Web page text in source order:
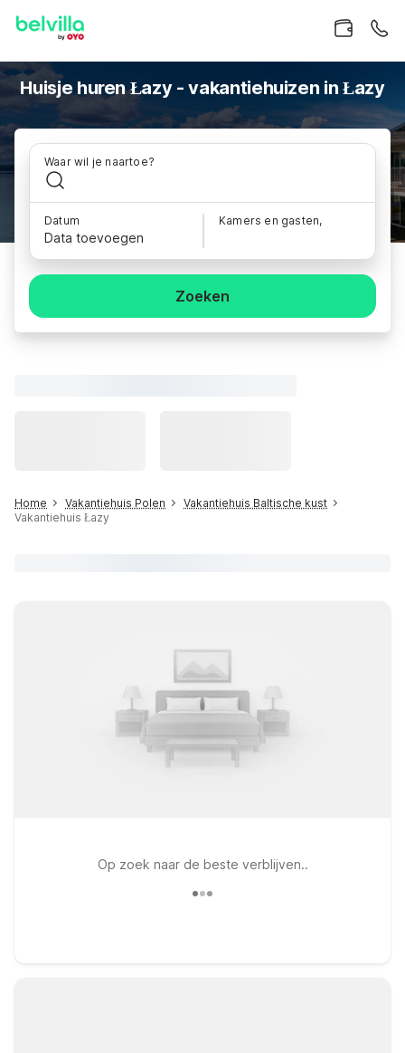
Huisje huren Łazy - vakantiehuizen in Łazy
Waar wil je naartoe?
Datum
Data toevoegen
Kamers en gasten,
Zoeken
Home Vakantiehuis Polen
Vakantiehuis Baltische kust
Vakantiehuis Łazy
Op zoek naar de beste verblijven..